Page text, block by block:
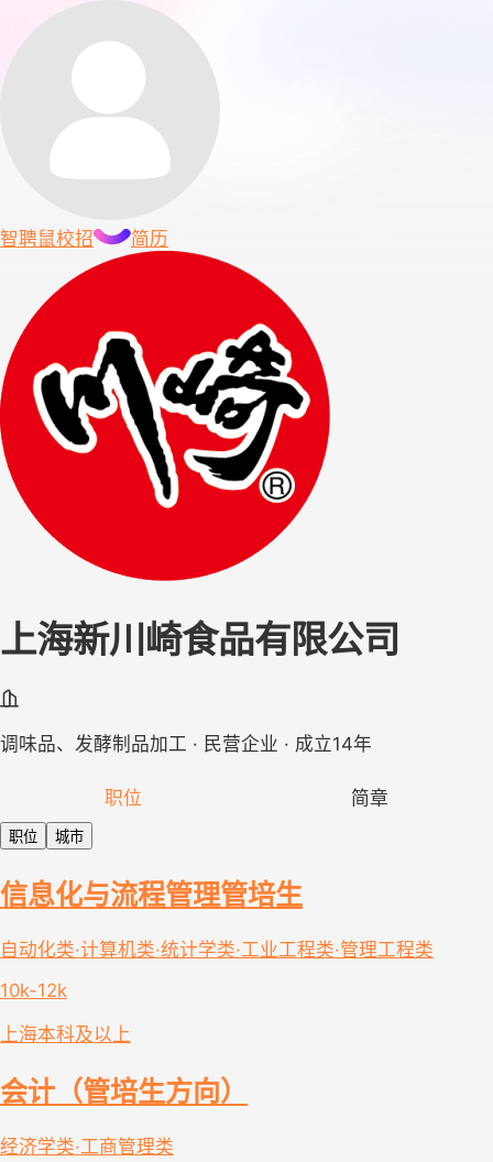
智聘鼠校招 简历
上海新川崎食品有限公司
调味品、发酵制品加工 · 民营企业 · 成立14年
职位 简章
职位 城市
信息化与流程管理管培生
自动化类·计算机类·统计学类·工业工程类·管理工程类
10k-12k
上海本科及以上
会计（管培生方向）
经济学类·工商管理类